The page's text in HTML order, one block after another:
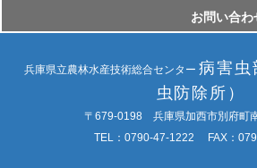
お問い合わ
兵庫県立農林水産技術総合センター病害虫
虫防除所）
〒679-0198 兵庫県加西市別府町
TEL：0790-47-1222 FAX：